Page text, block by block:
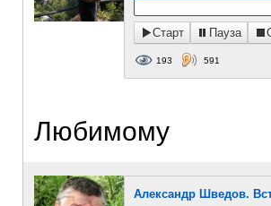
Старт Пауза
193 591
Любимому
Александр Шведов.